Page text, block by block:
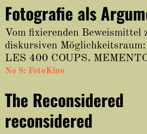
Fotografie als
Vom fixierenden Beweismittel
diskursiven
LES 400 COUPS,
No 8: FotoKino
The Reconsidered
reconsidered